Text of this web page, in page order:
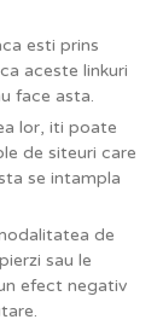
esti prins
aceste linkuri
face asta.
lor, iti poate
de siteuri care
se intampla
de
sau le
efect negativ